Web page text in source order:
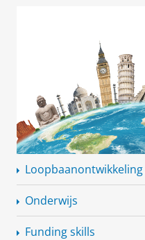
Loopbaanontwikkeling
Onderwijs
Funding skills